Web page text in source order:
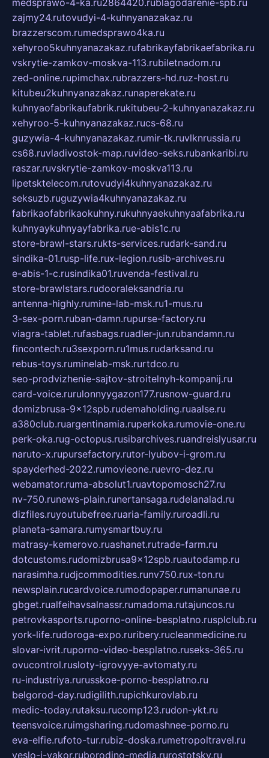
zajmy24.rutovudyi-4-kuhnyanazakaz.ru
brazzerscom.rumedsprawo4ka.ru
xehyroo5kuhnyanazakaz.rufabrikayfabrikaefabrika.ru
vskrytie-zamkov-moskva-113.rubiletnadom.ru
zed-online.rupimchax.rubrazzers-hd.ruz-host.ru
kitubeu2kuhnyanazakaz.runaperekate.ru
kuhnyaofabrikaufabrik.rukitubeu-2-kuhnyanazakaz.ru
xehyroo-5-kuhnyanazakaz.rucs-68.ru
guzywia-4-kuhnyanazakaz.rumir-tk.ruvlknrussia.ru
cs68.ruvladivostok-map.ruvideo-seks.rubankaribi.ru
raszar.ruvskrytie-zamkov-moskva113.ru
lipetsktelecom.rutovudyi4kuhnyanazakaz.ru
seksuzb.ruguzywia4kuhnyanazakaz.ru
fabrikaofabrikaokuhny.rukuhnyaekuhnyaafabrika.ru
kuhnyaykuhnyayfabrika.rue-abis1c.ru
store-brawl-stars.rukts-services.rudark-sand.ru
sindika-01.rusp-life.rux-legion.rusib-archives.ru
e-abis-1-c.rusindika01.ruvenda-festival.ru
store-brawlstars.rudooraleksandria.ru
antenna-highly.rumine-lab-msk.ru1-mus.ru
3-sex-porn.ruban-damn.rupurse-factory.ru
viagra-tablet.rufasbags.ruadler-jun.rubandamn.ru
fincontech.ru3sexporn.ru1mus.rudarksand.ru
rebus-toys.ruminelab-msk.rurtdco.ru
seo-prodvizhenie-sajtov-stroitelnyh-kompanij.ru
card-voice.rurulonnyygazon177.rusnow-guard.ru
domizbrusa-9x12spb.rudemaholding.ruaalse.ru
a380club.ruargentinamia.ruperkoka.rumovie-one.ru
perk-oka.rug-octopus.rusibarchives.ruandreislyusar.ru
naruto-x.rupursefactory.rutor-lyubov-i-grom.ru
spayderhed-2022.rumovieone.ruevro-dez.ru
webamator.ruma-absolut1.ruavtopomosch27.ru
nv-750.runews-plain.runertansaga.rudelanalad.ru
dizfiles.ruyoutubefree.ruaria-family.ruroadli.ru
planeta-samara.rumysmartbuy.ru
matrasy-kemerovo.ruashanet.rutrade-farm.ru
dotcustoms.rudomizbrusa9x12spb.ruautodamp.ru
narasimha.rudjcommodities.runv750.rux-ton.ru
newsplain.rucardvoice.rumodopaper.rumanunae.ru
gbget.rualfeihavsalnassr.rumadoma.rutajuncos.ru
petrovkasports.ruporno-online-besplatno.rusplclub.ru
york-life.rudoroga-expo.ruribery.rucleanmedicine.ru
slovar-ivrit.ruporno-video-besplatno.ruseks-365.ru
ovucontrol.rusloty-igrovyye-avtomaty.ru
ru-industriya.rurusskoe-porno-besplatno.ru
belgorod-day.rudigilith.rupichkurovlab.ru
medic-today.rutaksu.rucomp123.rudon-ykt.ru
teensvoice.ruimgsharing.rudomashnee-porno.ru
eva-elfie.rufoto-tur.rubiz-doska.rumetropoltravel.ru
veslo-i-yakor.ruborodino-media.rurostotsky.ru